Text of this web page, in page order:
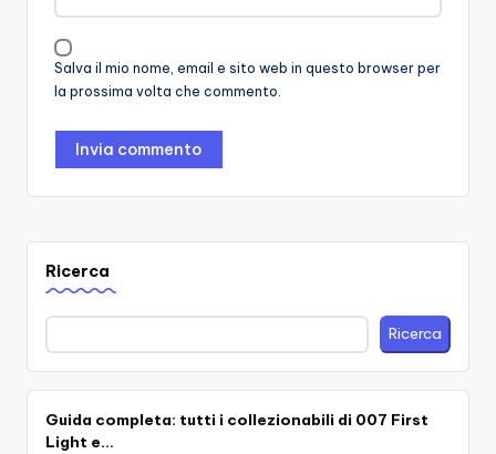
Salva il mio nome, email e sito web in questo browser per
la prossima volta che commento.
Ricerca
Ricerca
Guida completa: tutti i collezionabili di 007 First
Light e…